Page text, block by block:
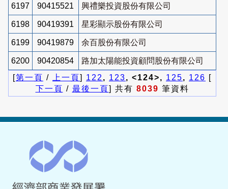
6197 90415521 興禮樂投資股份有限公司
6198 90419391 星彩顯示股份有限公司
6199 90419879 余百股份有限公司
6200 90420854
路加太陽能投資顧問股份有限公司
[第一頁 / 上一頁] 122 , 123, <124>, 125, 126 [
下一頁 / 最後一頁] 共有 8039 筆資料